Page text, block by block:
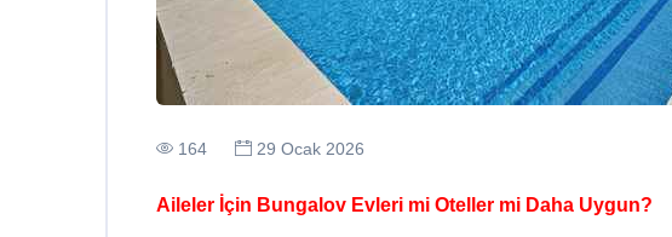
164 29 Ocak 2026
Aileler İçin Bungalov Evleri mi Oteller mi Daha Uygun?